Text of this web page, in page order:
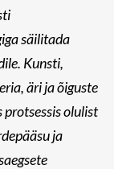
säilitada
Kunsti,
äri ja õiguste
protsessis olulist
ja